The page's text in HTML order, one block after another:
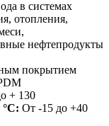
в системах
отопления,
нефтепродукты
покрытием
+ 130
°С: От -15 до +40